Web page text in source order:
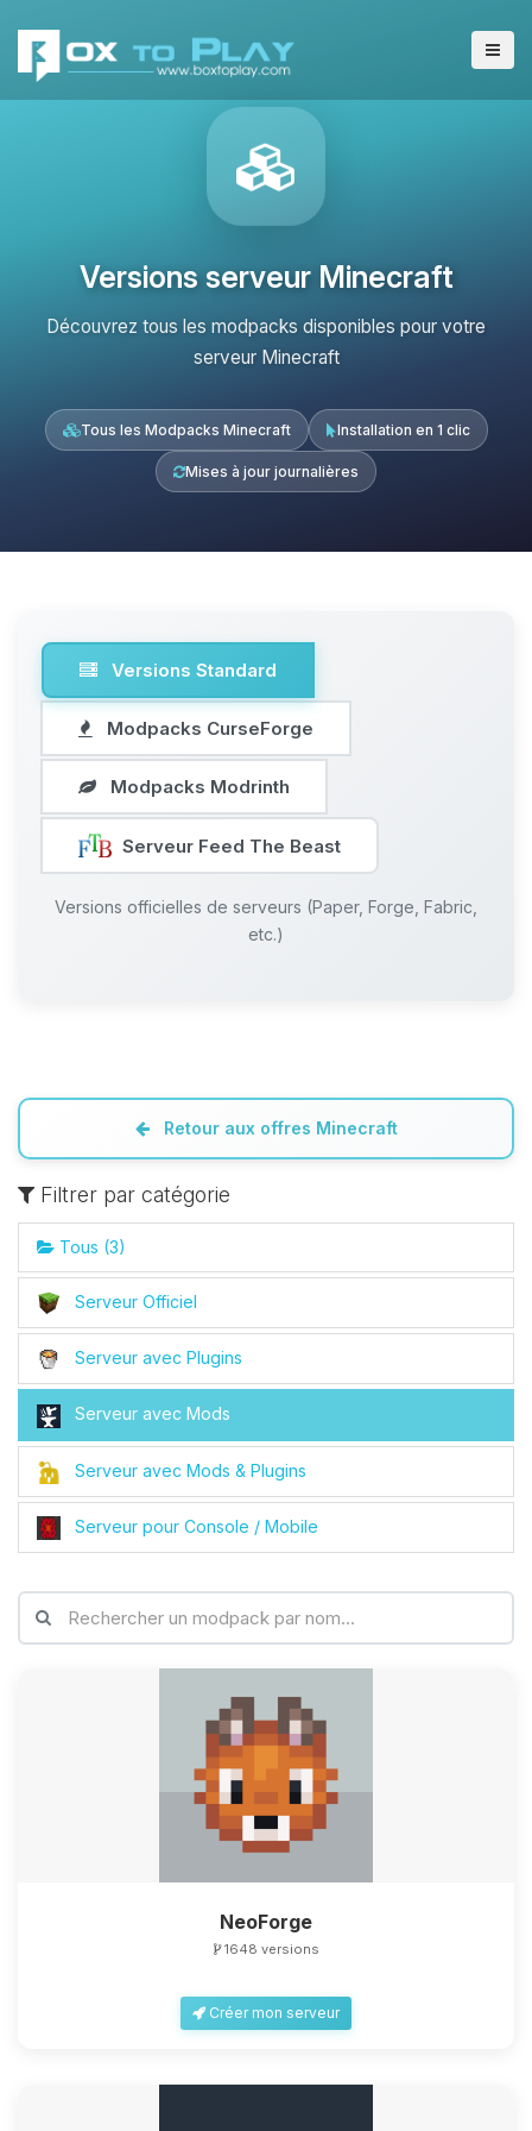
Versions serveur Minecraft
Découvrez tous les modpacks disponibles pour votre
serveur Minecraft
Tous les Modpacks Minecraft Installation en 1 clic
Mises à jour journalières
Versions Standard
Modpacks CurseForge
Modpacks Modrinth
Serveur Feed The Beast
Versions officielles de serveurs (Paper, Forge, Fabric,
etc.)
Retour aux offres Minecraft
Filtrer par catégorie
Tous (3)
Serveur Officiel
Serveur avec Plugins
Serveur avec Mods
Serveur avec Mods & Plugins
Serveur pour Console / Mobile
NeoForge
1648 versions
Créer mon serveur
Youpi, enfin quelqu’un pour me
parler ! Moi c’est Choupy, ton petit
assistant BoxToPlay. Dis-moi ce dont
tu as besoin et je vais remuer mes
petits circuits pour t’aider.
07/08/2026 à 18:38